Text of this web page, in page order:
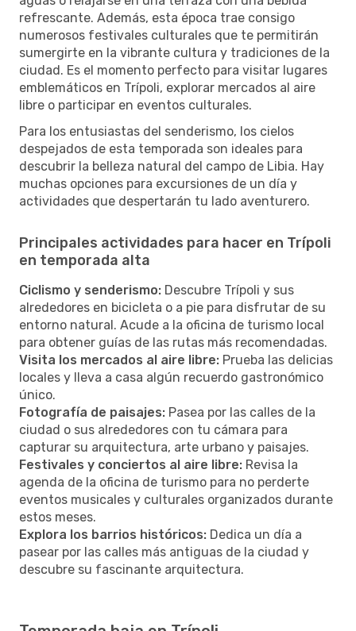
refrescante. Además, esta época trae consigo
numerosos festivales culturales que te permitirán
sumergirte en la vibrante cultura y tradiciones de la
ciudad. Es el momento perfecto para visitar lugares
emblemáticos en Trípoli, explorar mercados al aire
libre o participar en eventos culturales.
Para los entusiastas del senderismo, los cielos
despejados de esta temporada son ideales para
descubrir la belleza natural del campo de Libia. Hay
muchas opciones para excursiones de un día y
actividades que despertarán tu lado aventurero.
Principales actividades para hacer en Trípoli
en temporada alta
Ciclismo y senderismo: Descubre Trípoli y sus
alrededores en bicicleta o a pie para disfrutar de su
entorno natural. Acude a la oficina de turismo local
para obtener guías de las rutas más recomendadas.
Visita los mercados al aire libre: Prueba las delicias
locales y lleva a casa algún recuerdo gastronómico
único.
Fotografía de paisajes: Pasea por las calles de la
ciudad o sus alrededores con tu cámara para
capturar su arquitectura, arte urbano y paisajes.
Festivales y conciertos al aire libre: Revisa la
agenda de la oficina de turismo para no perderte
eventos musicales y culturales organizados durante
estos meses.
Explora los barrios históricos: Dedica un día a
pasear por las calles más antiguas de la ciudad y
descubre su fascinante arquitectura.